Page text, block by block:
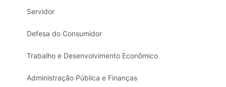
Servidor
Defesa do Consumidor
Trabalho e Desenvolvimento Econômico
Administração Pública e Finanças